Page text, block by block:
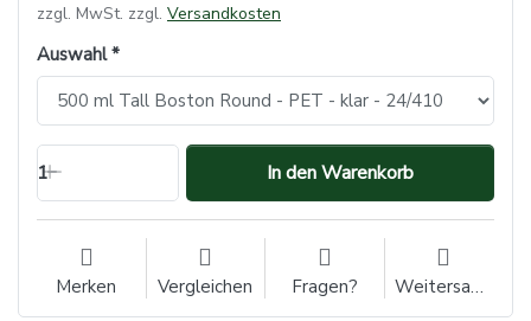
zzgl. MwSt. zzgl. Versandkosten
Auswahl
1 In den Warenkorb
Merken Vergleichen Fragen? Weitersagen